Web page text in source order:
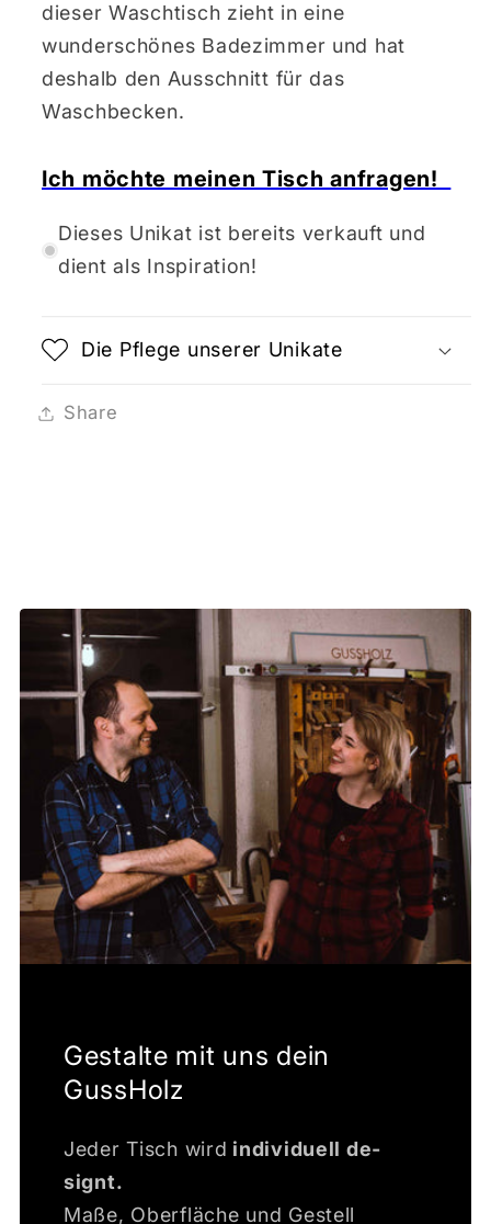
dieser Waschtisch zieht in eine
wunderschönes Badezimmer und hat
deshalb den Ausschnitt für das
Waschbecken.
Ich möchte meinen Tisch anfragen!
Dieses Unikat ist bereits verkauft und
dient als Inspiration!
Die Pflege unserer Unikate
Share
Gestalte mit uns dein
GussHolz
Jeder Tisch wird individuell de­
signt.
Maße, Oberfläche und Gestell